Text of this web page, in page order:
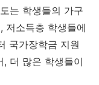
는 학생들의 가구
저소득층 학생들에
국가장학금 지원
더 많은 학생들이